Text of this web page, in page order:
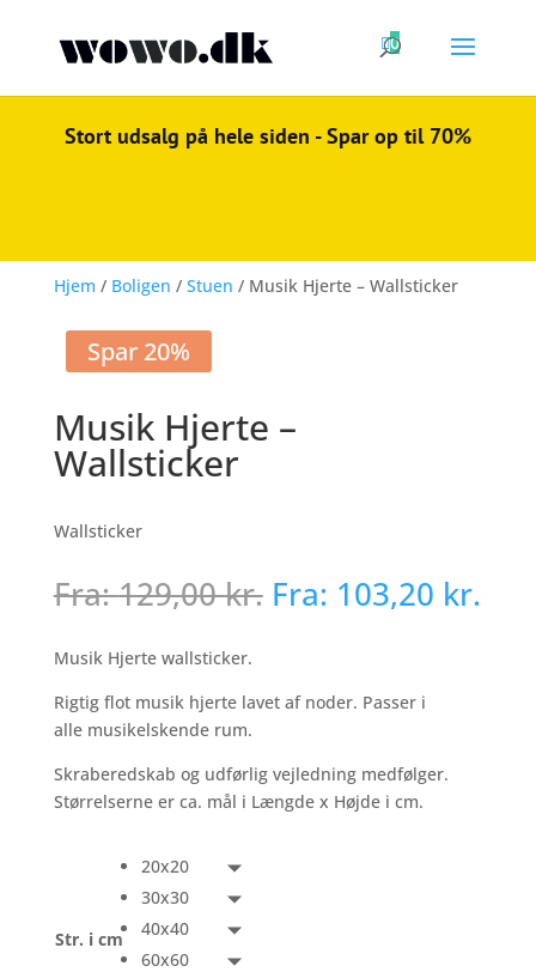
0
Stort udsalg på hele siden - Spar op til 70%
Hjem / Boligen / Stuen / Musik Hjerte – Wallsticker
Spar 20%
Musik Hjerte –
Wallsticker
Wallsticker
Fra:129,00kr. Fra: 103,20 kr.
Musik Hjerte wallsticker.
Rigtig flot musik hjerte lavet af noder. Passer i
alle musikelskende rum.
Skraberedskab og udførlig vejledning medfølger.
Størrelserne er ca. mål i Længde x Højde i cm.
Str. i cm
20x20
30x30
40x40
60x60